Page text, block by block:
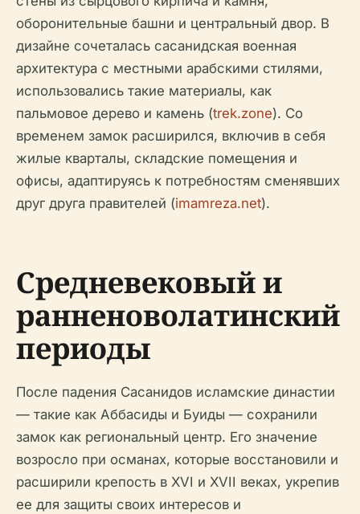
оборонительные башни и центральный двор. В
дизайне сочеталась сасанидская военная
архитектура с местными арабскими стилями,
использовались такие материалы, как
пальмовое дерево и камень (trek.zone). Со
временем замок расширился, включив в себя
жилые кварталы, складские помещения и
офисы, адаптируясь к потребностям сменявших
друг друга правителей (imamreza.net).
Средневековый и
ранненоволатинский
периоды
После падения Сасанидов исламские династии
— такие как Аббасиды и Буиды — сохранили
замок как региональный центр. Его значение
возросло при османах, которые восстановили и
расширили крепость в XVI и XVII веках, укрепив
ее для защиты своих интересов и